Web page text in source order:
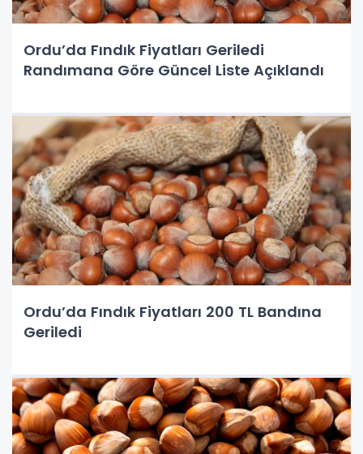
Ordu’da Fındık Fiyatları Geriledi
Randımana Göre Güncel Liste Açıklandı
Ordu’da Fındık Fiyatları 200 TL Bandına
Geriledi